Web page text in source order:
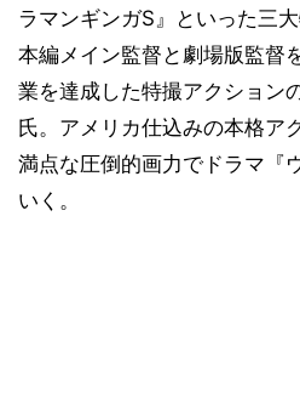
ラマンギンガS』といった三
本編メイン監督と劇場版監督
業を達成した特撮アクション
氏。アメリカ仕込みの本格ア
満点な圧倒的画力でドラマ『
いく。